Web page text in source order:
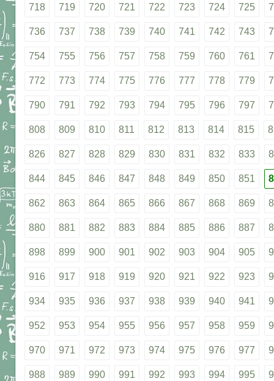
718 719 720 721 722 723 724 725
736 737 738 739 740 741 742 743
754 755 756 757 758 759 760 761
772 773 774 775 776 777 778 779
790 791 792 793 794 795 796 797
808 809 810 811 812 813 814 815
826 827 828 829 830 831 832 833
844 845 846 847 848 849 850 851
862 863 864 865 866 867 868 869
880 881 882 883 884 885 886 887
898 899 900 901 902 903 904 905
916 917 918 919 920 921 922 923
934 935 936 937 938 939 940 941
952 953 954 955 956 957 958 959
970 971 972 973 974 975 976 977
988 989 990 991 992 993 994 995